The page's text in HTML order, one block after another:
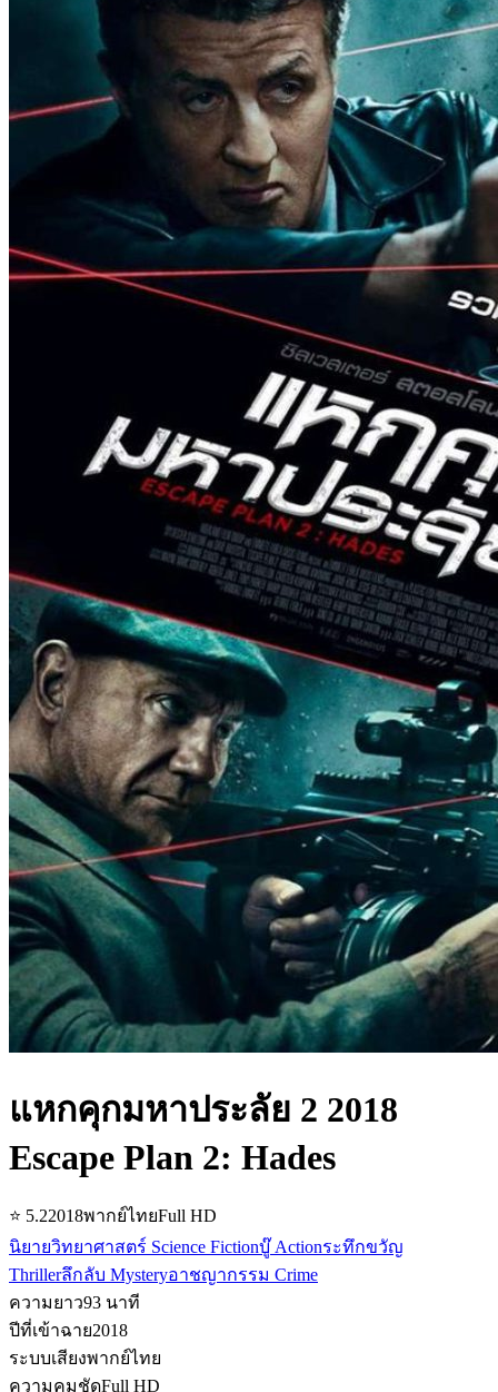
แหกคุกมหาประลัย 2 2018
Escape Plan 2: Hades
⭐ 5.22018พากย์ไทยFull HD
นิยายวิทยาศาสตร์ Science Fictionบู๊ Actionระทึกขวัญ
Thrillerลึกลับ Mysteryอาชญากรรม Crime
ความยาว93 นาที
ปีที่เข้าฉาย2018
ระบบเสียงพากย์ไทย
ความคมชัดFull HD